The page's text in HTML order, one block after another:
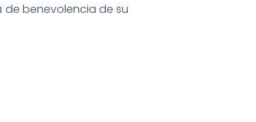
de benevolencia de su